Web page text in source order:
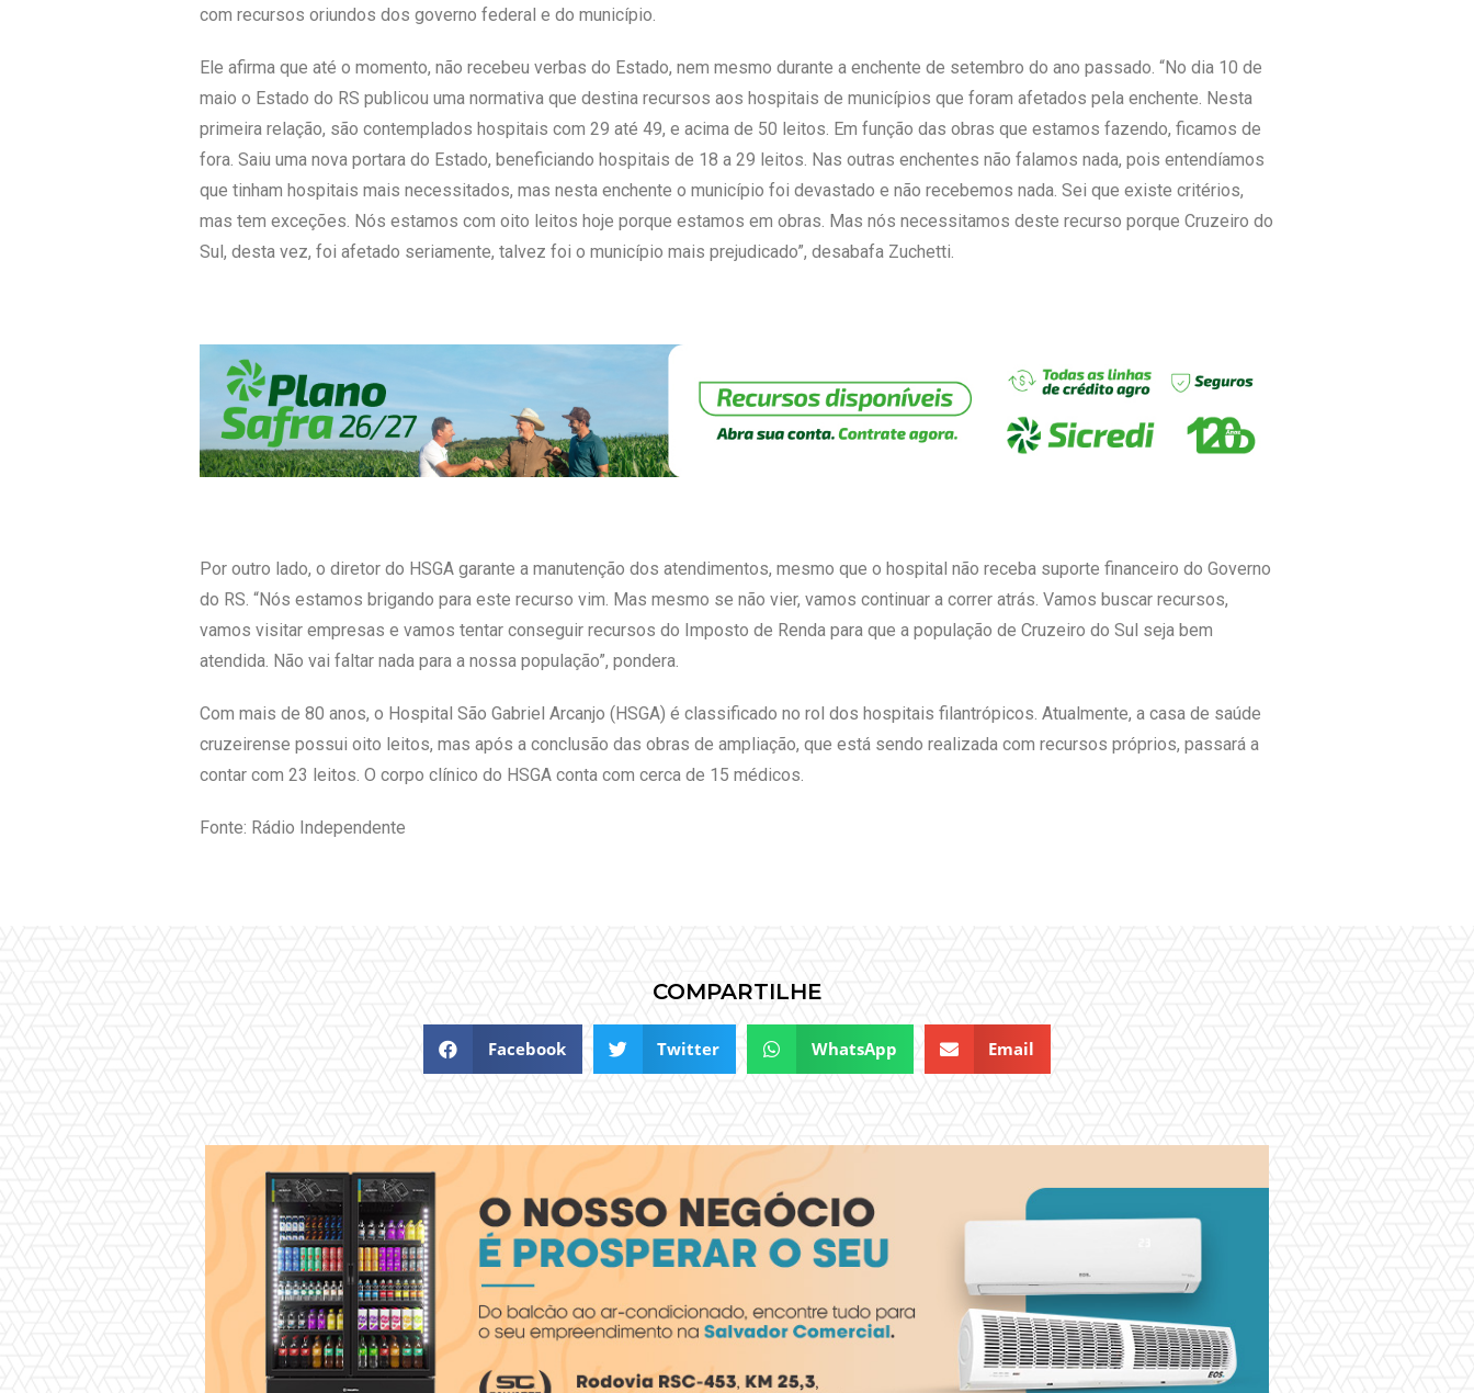
com recursos oriundos dos governo federal e do município.
Ele afirma que até o momento, não recebeu verbas do Estado, nem mesmo durante a enchente de setembro do ano passado. “No dia 10 de
maio o Estado do RS publicou uma normativa que destina recursos aos hospitais de municípios que foram afetados pela enchente. Nesta
primeira relação, são contemplados hospitais com 29 até 49, e acima de 50 leitos. Em função das obras que estamos fazendo, ficamos de
fora. Saiu uma nova portara do Estado, beneficiando hospitais de 18 a 29 leitos. Nas outras enchentes não falamos nada, pois entendíamos
que tinham hospitais mais necessitados, mas nesta enchente o município foi devastado e não recebemos nada. Sei que existe critérios,
mas tem exceções. Nós estamos com oito leitos hoje porque estamos em obras. Mas nós necessitamos deste recurso porque Cruzeiro do
Sul, desta vez, foi afetado seriamente, talvez foi o município mais prejudicado”, desabafa Zuchetti.
Por outro lado, o diretor do HSGA garante a manutenção dos atendimentos, mesmo que o hospital não receba suporte financeiro do Governo
do RS. “Nós estamos brigando para este recurso vim. Mas mesmo se não vier, vamos continuar a correr atrás. Vamos buscar recursos,
vamos visitar empresas e vamos tentar conseguir recursos do Imposto de Renda para que a população de Cruzeiro do Sul seja bem
atendida. Não vai faltar nada para a nossa população”, pondera.
Com mais de 80 anos, o Hospital São Gabriel Arcanjo (HSGA) é classificado no rol dos hospitais filantrópicos. Atualmente, a casa de saúde
cruzeirense possui oito leitos, mas após a conclusão das obras de ampliação, que está sendo realizada com recursos próprios, passará a
contar com 23 leitos. O corpo clínico do HSGA conta com cerca de 15 médicos.
Fonte: Rádio Independente
COMPARTILHE
Facebook Twitter WhatsApp Email